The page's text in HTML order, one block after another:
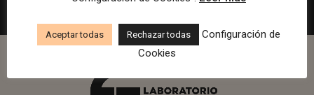
Aceptar todas Rechazar todas
Configuración de
Cookies